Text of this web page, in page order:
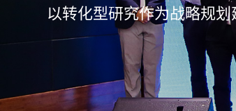
以转化型研究作为战略规